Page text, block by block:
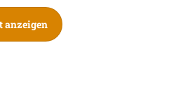
anzeigen